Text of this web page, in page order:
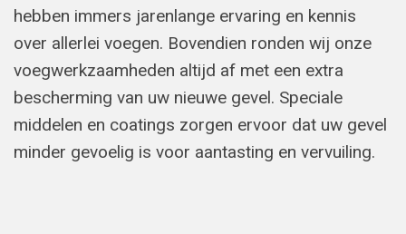
hebben immers jarenlange ervaring en kennis
over allerlei voegen. Bovendien ronden wij onze
voegwerkzaamheden altijd af met een extra
bescherming van uw nieuwe gevel. Speciale
middelen en coatings zorgen ervoor dat uw gevel
minder gevoelig is voor aantasting en vervuiling.